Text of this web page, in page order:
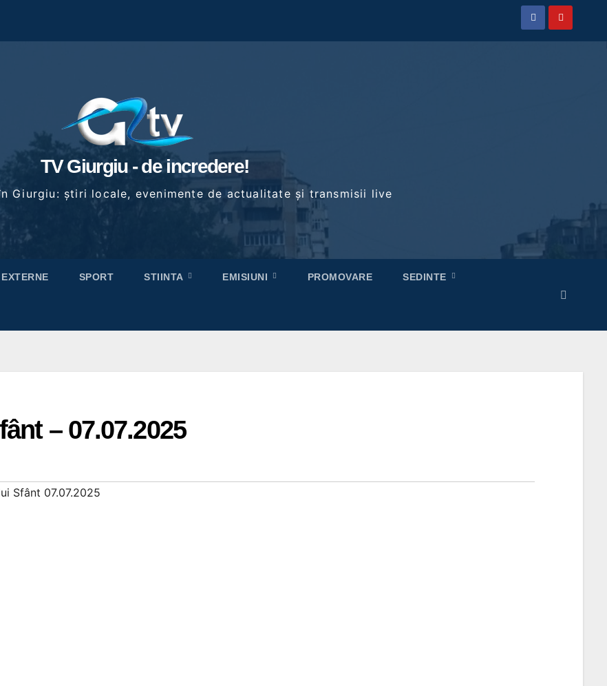
TV Giurgiu - de incredere!
Giurgiu: știri locale, evenimente de actualitate și transmisii live
EXTERNE SPORT STIINTA EMISIUNI PROMOVARE SEDINTE
– 07.07.2025
Sfânt 07.07.2025